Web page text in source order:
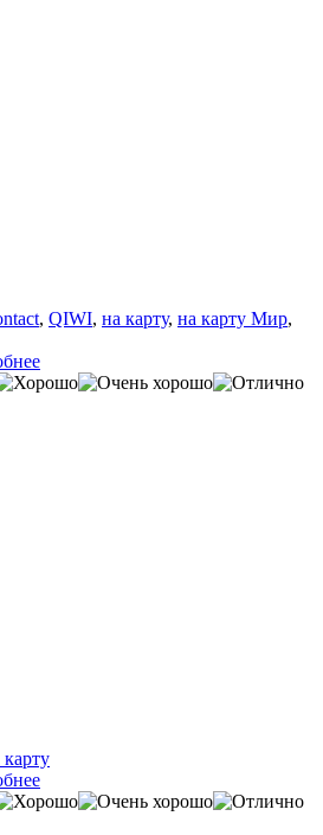
, QIWI, на карту, на карту Мир,
карту